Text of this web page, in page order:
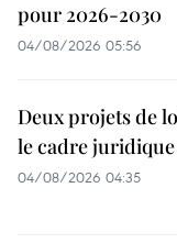
pour 2026-2030
04/08/2026 05:56
Deux projets de
le cadre juridique
04/08/2026 04:35